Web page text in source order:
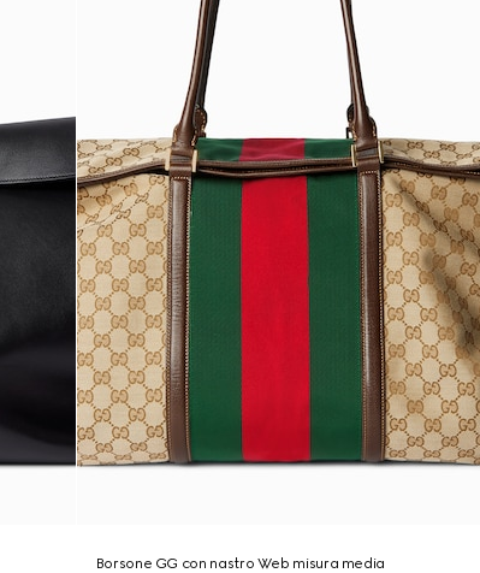
Borsone GG con nastro Web misura media